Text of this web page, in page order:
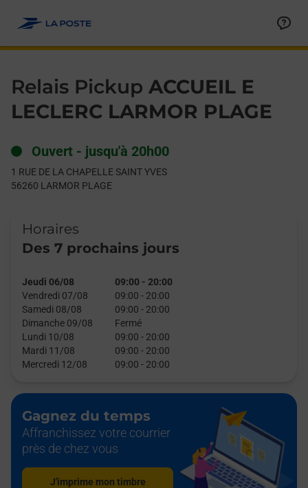
Relais Pickup ACCUEIL E
LECLERC LARMOR PLAGE
Ouvert - jusqu'à 20h00
1 RUE DE LA CHAPELLE SAINT YVES
56260 LARMOR PLAGE
Horaires
Des 7 prochains jours
Jeudi 06/08 09:00 - 20:00
Vendredi 07/08
09:00 - 20:00
Samedi 08/08
09:00 - 20:00
Dimanche 09/08
Fermé
Lundi 10/08
09:00 - 20:00
Mardi 11/08
09:00 - 20:00
Mercredi 12/08
09:00 - 20:00
Gagnez du temps
Affranchissez votre courrier
près de chez vous
J'imprime mon timbre